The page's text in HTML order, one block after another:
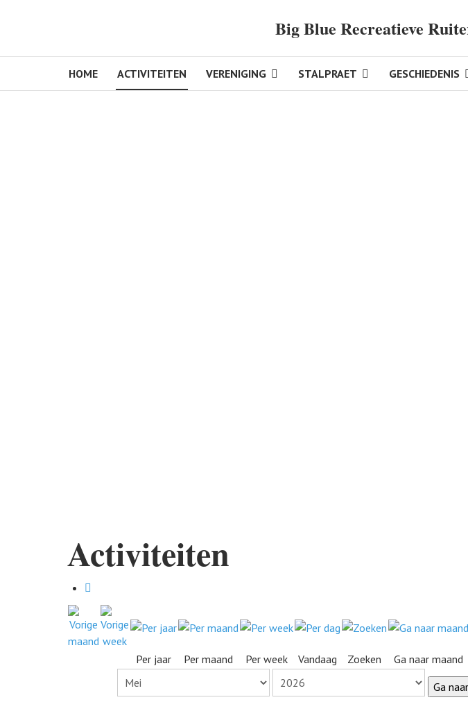
Big Blue Recreatieve
HOME ACTIVITEITEN VERENIGING STALPRAET GESCHIEDENIS
Activiteiten
Per jaar Per maand Per week Vandaag Zoeken
Ga naar maand
Ga